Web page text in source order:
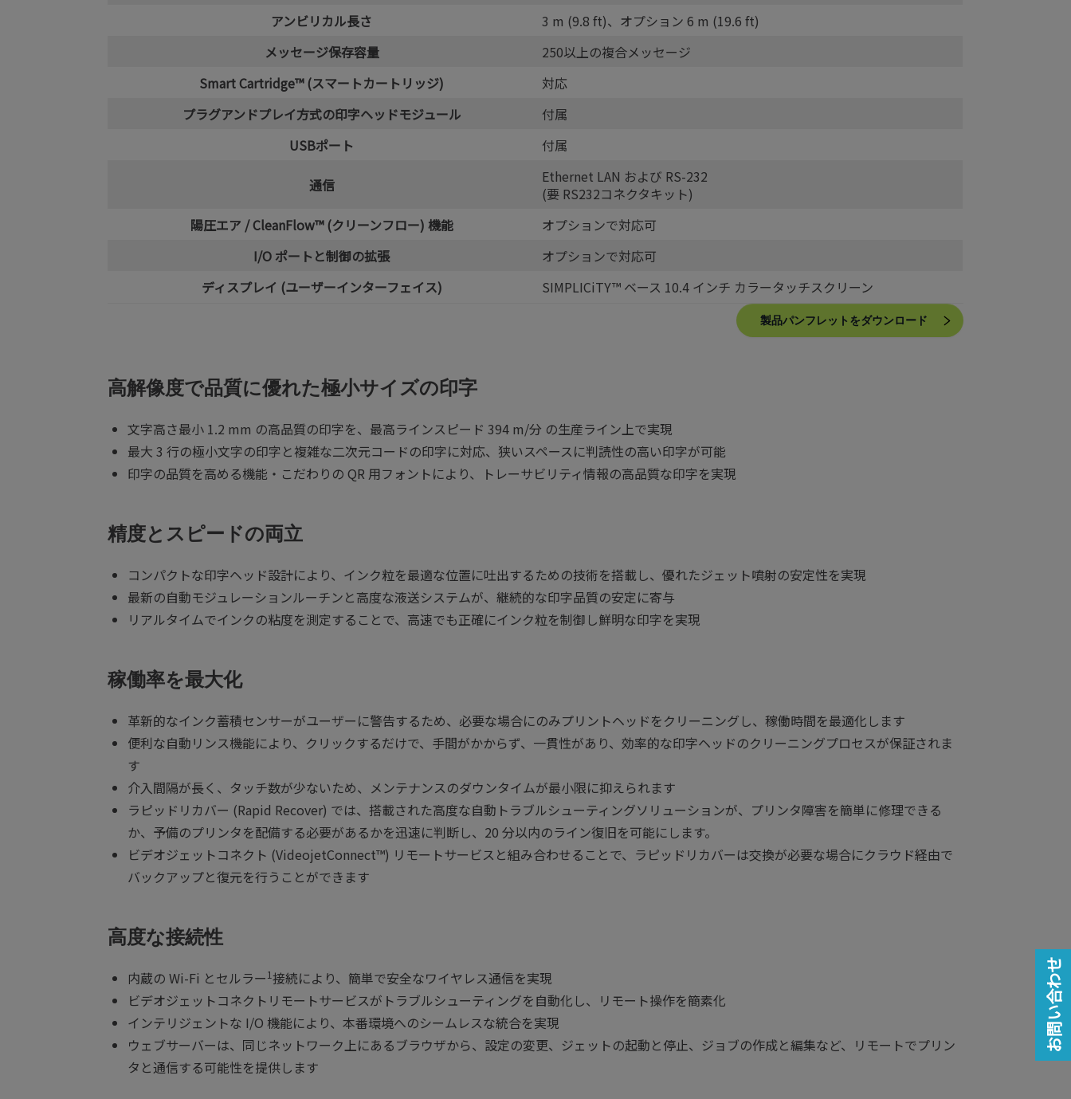
アンビリカル長さ
3 m (9.8 ft)、オプション 6 m (19.6 ft)
メッセージ保存容量
250以上の複合メッセージ
Smart Cartridge™ (スマートカートリッジ)
対応
プラグアンドプレイ方式の印字ヘッドモジュール
付属
USBポート
付属
通信
Ethernet LAN および RS-232
(要 RS232コネクタキット)
陽圧エア / CleanFlow™ (クリーンフロー) 機能
オプションで対応可
I/O ポートと制御の拡張
オプションで対応可
ディスプレイ (ユーザーインターフェイス)
SIMPLICiTY™ ベース 10.4 インチ カラータッチスクリーン
製品パンフレットをダウンロード
高解像度で品質に優れた極小サイズの印字
文字高さ最小 1.2 mm の高品質の印字を、最高ラインスピード 394 m/分 の生産ライン上で実現
最大 3 行の極小文字の印字と複雑な二次元コードの印字に対応、狭いスペースに判読性の高い印字が可能
印字の品質を高める機能・こだわりの QR 用フォントにより、トレーサビリティ情報の高品質な印字を実現
精度とスピードの両立
コンパクトな印字ヘッド設計により、インク粒を最適な位置に吐出するための技術を搭載し、優れたジェット噴射の安定性を実現
最新の自動モジュレーションルーチンと高度な液送システムが、継続的な印字品質の安定に寄与
リアルタイムでインクの粘度を測定することで、高速でも正確にインク粒を制御し鮮明な印字を実現
稼働率を最大化
革新的なインク蓄積センサーがユーザーに警告するため、必要な場合にのみプリントヘッドをクリーニングし、稼働時間を最適化します
便利な自動リンス機能により、クリックするだけで、手間がかからず、一貫性があり、効率的な印字ヘッドのクリーニングプロセスが保証されま
す
介入間隔が長く、タッチ数が少ないため、メンテナンスのダウンタイムが最小限に抑えられます
ラピッドリカバー (Rapid Recover) では、搭載された高度な自動トラブルシューティングソリューションが、プリンタ障害を簡単に修理できる
か、予備のプリンタを配備する必要があるかを迅速に判断し、20 分以内のライン復旧を可能にします。
ビデオジェットコネクト (VideojetConnect™) リモートサービスと組み合わせることで、ラピッドリカバーは交換が必要な場合にクラウド経由で
バックアップと復元を行うことができます
高度な接続性
内蔵の Wi-Fi とセルラー1接続により、簡単で安全なワイヤレス通信を実現
ビデオジェットコネクトリモートサービスがトラブルシューティングを自動化し、リモート操作を簡素化
インテリジェントな I/O 機能により、本番環境へのシームレスな統合を実現
ウェブサーバーは、同じネットワーク上にあるブラウザから、設定の変更、ジェットの起動と停止、ジョブの作成と編集など、リモートでプリン
タと通信する可能性を提供します
お問い合わせ